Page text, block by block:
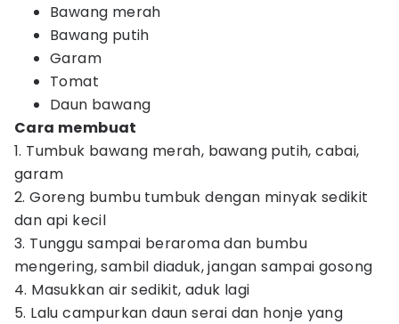
Bawang merah
Bawang putih
Garam
Tomat
Daun bawang
Cara membuat
1. Tumbuk bawang merah, bawang putih, cabai,
garam
2. Goreng bumbu tumbuk dengan minyak sedikit
dan api kecil
3. Tunggu sampai beraroma dan bumbu
mengering, sambil diaduk, jangan sampai gosong
4. Masukkan air sedikit, aduk lagi
5. Lalu campurkan daun serai dan honje yang